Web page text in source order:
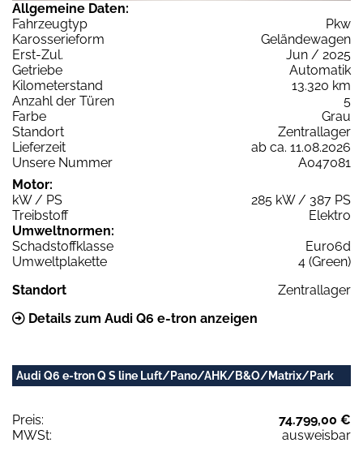
Allgemeine Daten:
Fahrzeugtyp
Pkw
Karosserieform
Geländewagen
Erst-Zul.
Jun / 2025
Getriebe
Automatik
Kilometerstand
13.320 km
Anzahl der Türen
5
Farbe
Grau
Standort
Zentrallager
Lieferzeit
ab ca. 11.08.2026
Unsere Nummer
A047081
Motor:
kW / PS
285 kW / 387 PS
Treibstoff
Elektro
Umweltnormen:
Schadstoffklasse
Euro6d
Umweltplakette
4 (Green)
Standort
Zentrallager
Details zum Audi Q6 e-tron anzeigen
Audi Q6 e-tron Q S line Luft/Pano/AHK/B&O/Matrix/Park
Preis:
74.799,00 €
MWSt:
ausweisbar